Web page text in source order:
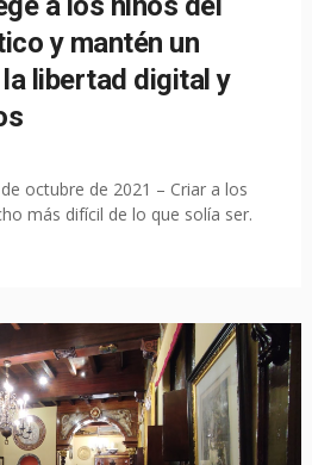
y mantén un
libertad digital y
octubre de 2021 – Criar a los
más difícil de lo que solía ser.